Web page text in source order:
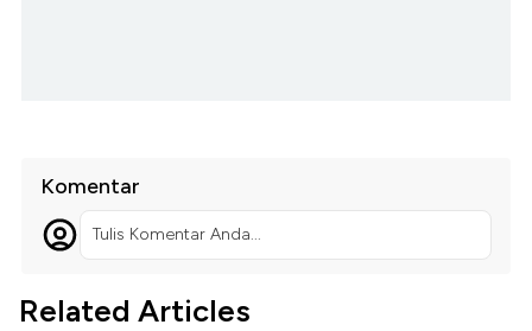
Komentar
Tulis Komentar Anda...
Related Articles